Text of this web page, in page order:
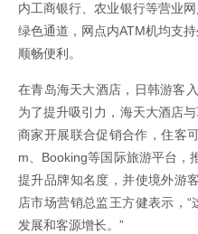
内工商银行、农业银行等营业
绿色通道，网点内ATM机均支
顺畅便利。
在青岛海天大酒店，日韩游客
为了提升吸引力，海天大酒店
商家开展联合促销合作，住客
m、Booking等国际旅游平台，
提升品牌知名度，并使境外游
店市场营销总监王方健表示，
发展和客源增长。”